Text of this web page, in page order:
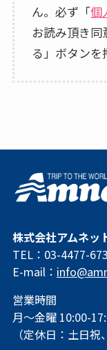
ん。必ず「個
お読み頂き
る」ボタンを
株式会社アムネッ
TEL：03-4477-
E-mail：
営業時間
月～金曜 10:00-
（定休日：土日祝